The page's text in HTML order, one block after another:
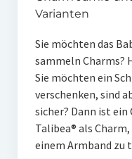
Charm Jamie und Sam
Erinnerungen &
Wissenswertes
Die Talibea® Kollektion
Varianten
Sie möchten das
sammeln Charms?
Sie möchten ein
verschenken, sind
sicher? Dann ist
Talibea® als
einem Armband zu